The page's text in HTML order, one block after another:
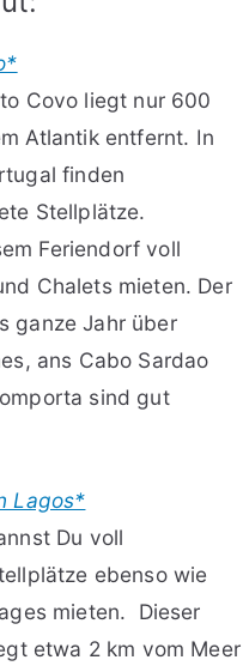
Covo liegt nur 600
Atlantik entfernt. In
finden
Stellplätze.
Feriendorf voll
Chalets mieten. Der
ganze Jahr über
ans Cabo Sardao
sind gut
Lagos*
Du voll
ebenso wie
mieten. Dieser
etwa 2 km vom Meer